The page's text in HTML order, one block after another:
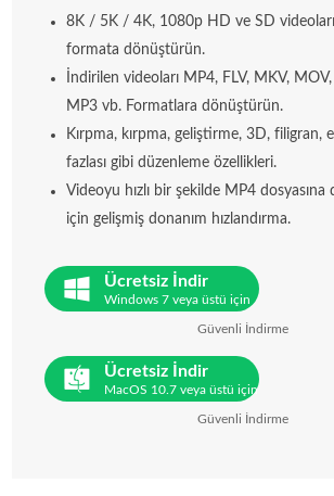
8K / 5K / 4K, 1080p HD ve SD
formata dönüştürün.
İndirilen videoları MP4, FLV, MKV,
MP3 vb. Formatlara dönüştürün.
Kırpma, kırpma, geliştirme, 3D, filigran,
fazlası gibi düzenleme özellikleri.
Videoyu hızlı bir şekilde MP4
için gelişmiş donanım hızlandırma.
Ücretsiz İndir
Windows 7 veya üstü için
Güvenli İndirme
Ücretsiz İndir
MacOS 10.7 veya üstü için
Güvenli İndirme